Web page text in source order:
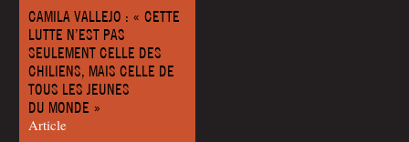
CAMILA VALLEJO : « CETTE
LUTTE N’EST PAS
SEULEMENT CELLE DES
CHILIENS, MAIS CELLE DE
TOUS LES JEUNES
DU MONDE »
Article